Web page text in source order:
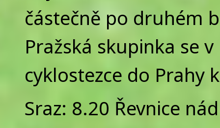
částečně po druhém
Pražská skupinka se
cyklostezce do Prahy
Sraz: 8.20 Řevnice